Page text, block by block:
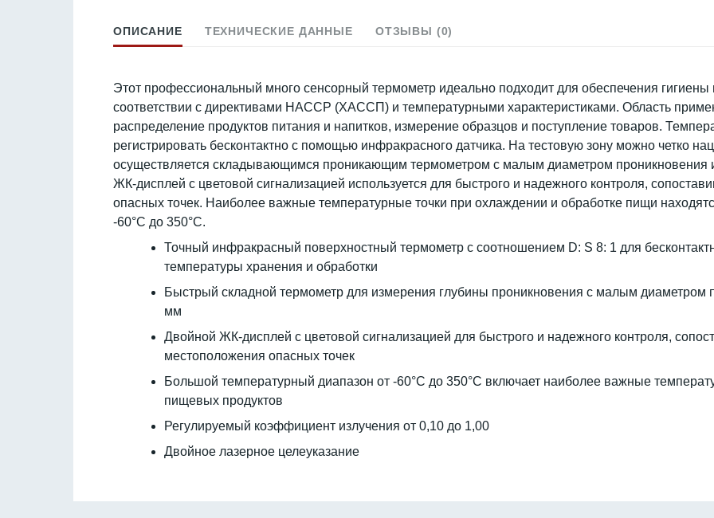
ОПИСАНИЕ ТЕХНИЧЕСКИЕ ДАННЫЕ ОТЗЫВЫ (0)
Этот профессиональный много сенсорный термометр идеально подходит для обеспечения
соответствии с директивами HACCP (ХАССП) и температурными характеристиками. Область
распределение продуктов питания и напитков, измерение образцов и поступление товаров.
регистрировать бесконтактно с помощью инфракрасного датчика. На тестовую зону можно четко
осуществляется складывающимся проникающим термометром с малым диаметром проникновения
ЖК-дисплей с цветовой сигнализацией используется для быстрого и надежного контроля,
опасных точек. Наиболее важные температурные точки при охлаждении и обработке пищи
-60°С до 350°C.
Точный инфракрасный поверхностный термометр с соотношением D: S 8: 1 для
температуры хранения и обработки
Быстрый складной термометр для измерения глубины проникновения с малым диаметром
мм
Двойной ЖК-дисплей с цветовой сигнализацией для быстрого и надежного контроля,
местоположения опасных точек
Большой температурный диапазон от -60°C до 350°C включает наиболее важные
пищевых продуктов
Регулируемый коэффициент излучения от 0,10 до 1,00
Двойное лазерное целеуказание